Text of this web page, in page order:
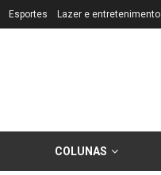
Esportes Lazer e entretenimento
COLUNAS